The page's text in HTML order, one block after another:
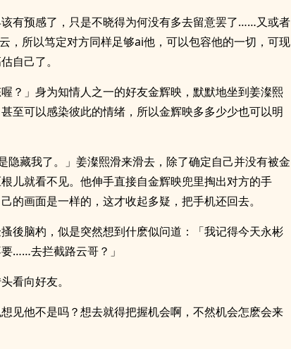
有预感了，只是不晓得为何没有多去留意罢了……又或者
，所以笃定对方同样足够ai他，可以包容他的一切，可现
自己了。
喔？」身为知情人之一的好友金辉映，默默地坐到姜澯熙
至可以感染彼此的情绪，所以金辉映多多少少也可以明
隐藏我了。」姜澯熙滑来滑去，除了确定自己并没有被金
儿就看不见。他伸手直接自金辉映兜里掏出对方的手
的画面是一样的，这才收起多疑，把手机还回去。
後脑杓，似是突然想到什麽似问道：「我记得今天永彬
……去拦截路云哥？」
看向好友。
见他不是吗？想去就得把握机会啊，不然机会怎麽会来